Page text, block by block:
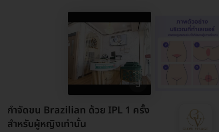
กำจัดขน Brazilian ด้วย IPL 1 ครั้ง
สำหรับผู้หญิงเท่านั้น